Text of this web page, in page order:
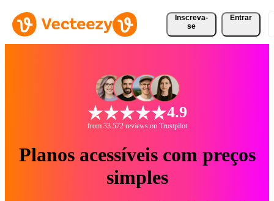
Inscreva-
se
Entrar
4.9
from 33.572 reviews on Trustpilot
Planos acessíveis com preços
simples